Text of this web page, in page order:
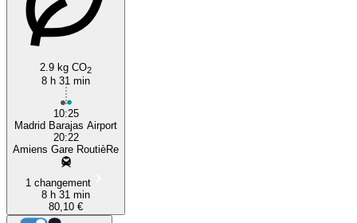
2.9 kg CO2
8 h 31 min
10:25
Madrid Barajas Airport
20:22
Amiens Gare RoutièRe
1 changement
8 h 31 min
80,10 €